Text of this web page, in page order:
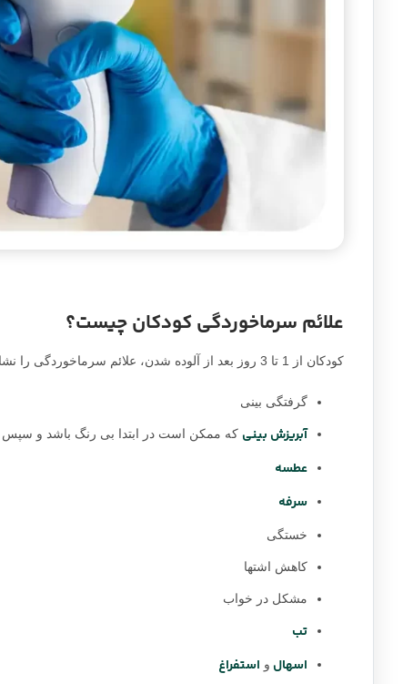
علائم سرماخوردگی کودکان چیست؟
کودکان از 1 تا 3 روز بعد از آلوده شدن، علائم سرماخوردگی را نشان می‌دهند. علائم سرماخوردگی در کودکان می‌تواند شامل موارد زیر باشد:
گرفتگی بینی
آبریزش بینی که ممکن است در ابتدا بی رنگ باشد و سپس
عطسه
سرفه
خستگی
کاهش اشتها
مشکل در خواب
تب
اسهال و استفراغ